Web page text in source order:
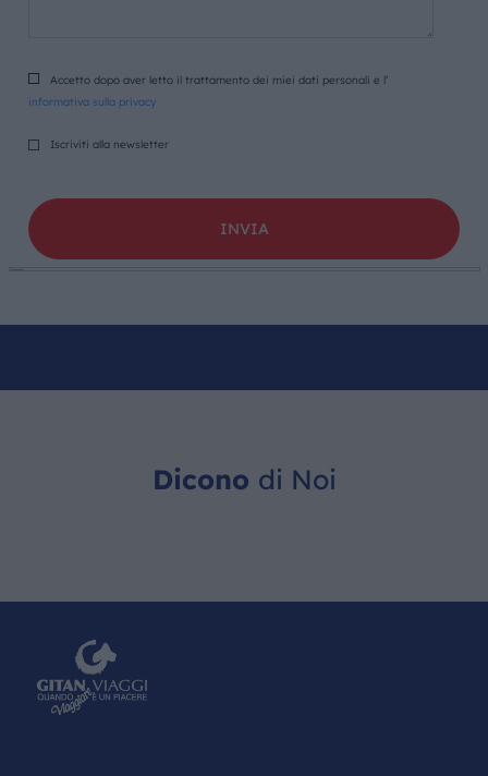
Accetto dopo aver letto il trattamento dei miei dati personali e l’
informativa sulla privacy
Iscriviti alla newsletter
Dicono di Noi